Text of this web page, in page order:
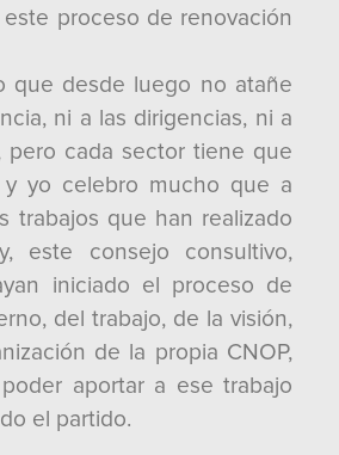
proceso de renovación
que desde luego no atañe
ni a las dirigencias, ni a
pero cada sector tiene que
yo celebro mucho que a
trabajos que han realizado
este consejo consultivo,
iniciado el proceso de
del trabajo, de la visión,
de la propia CNOP,
aportar a ese trabajo
el partido.